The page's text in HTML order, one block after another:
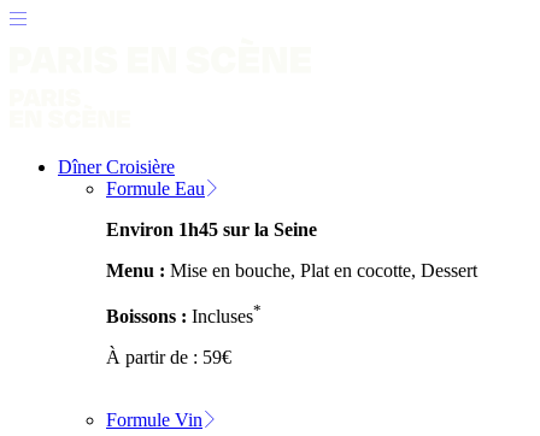
Dîner Croisière
Formule Eau
Environ 1h45 sur la Seine
Menu : Mise en bouche, Plat en cocotte, Dessert
Boissons : Incluses*
À partir de : 59€
Formule Vin